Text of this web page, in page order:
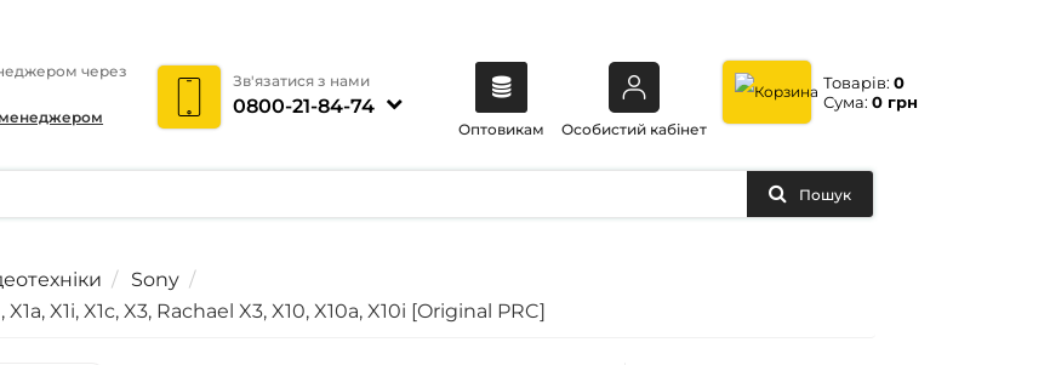
через
менеджером
Зв'язатися з нами
0800-21-84-74
Оптовикам Особистий кабінет
Товарів: 0
Сума: 0 грн
Пошук
Sony
X1i, X1c, X3, Rachael X3, X10, X10a, X10i [Original PRC]